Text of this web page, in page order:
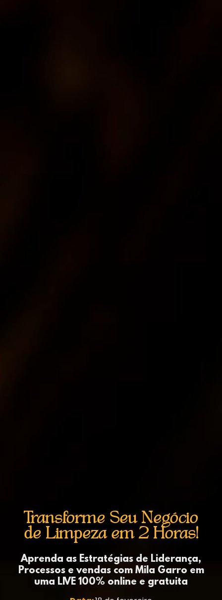
Transforme Seu Negócio
de Limpeza em 2 Horas!
Aprenda as Estratégias de Liderança,
Processos e vendas com Mila Garro em
uma LIVE 100% online e gratuita